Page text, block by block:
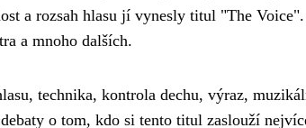
a rozsah hlasu jí vynesly titul "The
a mnoho dalších.
technika, kontrola dechu, výraz,
o tom, kdo si tento titul zaslouží